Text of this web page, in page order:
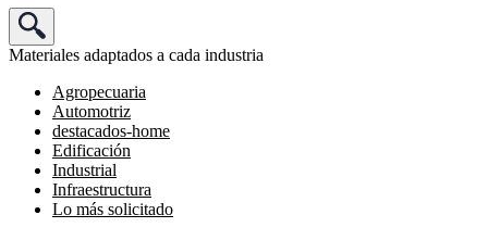
Materiales adaptados a cada industria
Agropecuaria
Automotriz
destacados-home
Edificación
Industrial
Infraestructura
Lo más solicitado